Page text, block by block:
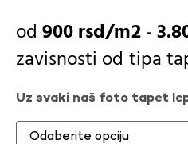
900rsd -
zavisnosti od tipa
Uz svaki naš foto tapet